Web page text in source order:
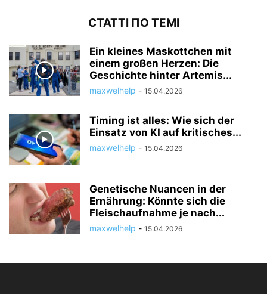
СТАТТІ ПО ТЕМІ
Ein kleines Maskottchen mit
einem großen Herzen: Die
Geschichte hinter Artemis...
maxwelhelp - 15.04.2026
Timing ist alles: Wie sich der
Einsatz von KI auf kritisches...
maxwelhelp - 15.04.2026
Genetische Nuancen in der
Ernährung: Könnte sich die
Fleischaufnahme je nach...
maxwelhelp - 15.04.2026